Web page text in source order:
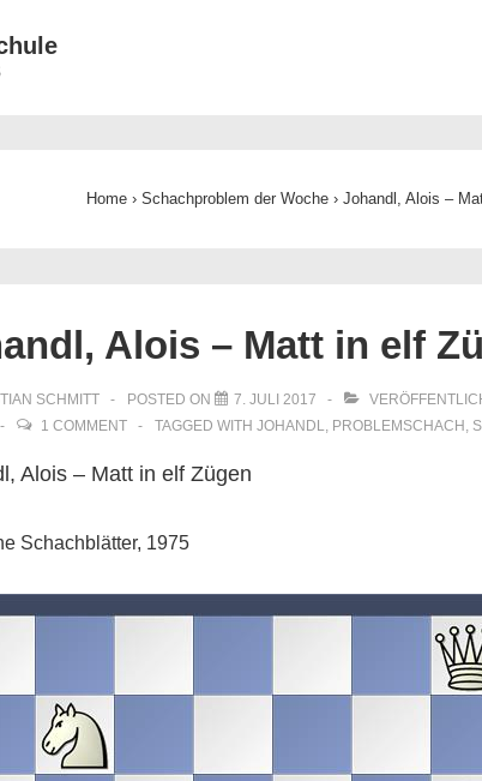
Home › Schachproblem der Woche › Johandl, Alois –
Alois – Matt in elf
SCHMITT POSTED ON 7. JULI 2017
1 COMMENT TAGGED WITH JOHANDL, PROBLEMSCHACH ,
Alois – Matt in elf Zügen
Schachblätter, 1975